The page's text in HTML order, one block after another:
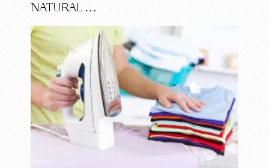
NATURAL …